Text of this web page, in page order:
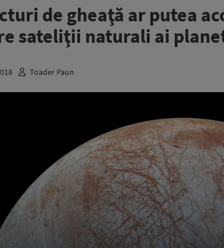
de gheaţă ar putea
sateliţii naturali ai
Toader Paun